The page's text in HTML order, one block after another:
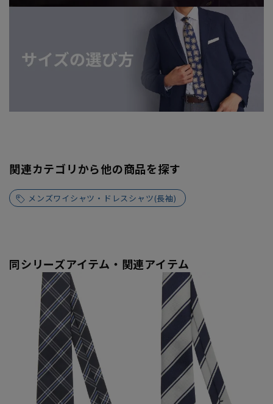
関連カテゴリから他の商品を探す
メンズワイシャツ・ドレスシャツ(長袖)
同シリーズアイテム・関連アイテム